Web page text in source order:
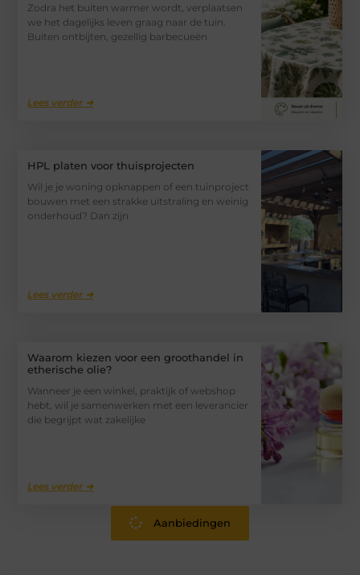
Zodra het buiten warmer wordt, verplaatsen
we het dagelijks leven graag naar de tuin.
Buiten ontbijten, gezellig barbecueën
Lees verder ➜
HPL platen voor thuisprojecten
Wil je je woning opknappen of een tuinproject
bouwen met een strakke uitstraling en weinig
onderhoud? Dan zijn
Lees verder ➜
Waarom kiezen voor een groothandel in
etherische olie?
Wanneer je een winkel, praktijk of webshop
hebt, wil je samenwerken met een leverancier
die begrijpt wat zakelijke
Lees verder ➜
Aanbiedingen